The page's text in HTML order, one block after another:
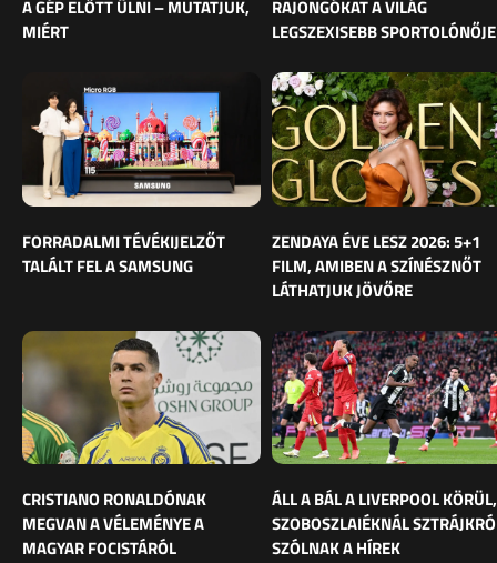
A GÉP ELŐTT ÜLNI – MUTATJUK,
MIÉRT
RAJONGÓKAT A VILÁG
LEGSZEXISEBB SPORTOLÓNŐJE
FORRADALMI TÉVÉKIJELZŐT
TALÁLT FEL A SAMSUNG
ZENDAYA ÉVE LESZ 2026: 5+1
FILM, AMIBEN A SZÍNÉSZNŐT
LÁTHATJUK JÖVŐRE
CRISTIANO RONALDÓNAK
MEGVAN A VÉLEMÉNYE A
MAGYAR FOCISTÁRÓL
ÁLL A BÁL A LIVERPOOL KÖRÜL,
SZOBOSZLAIÉKNÁL
SZÓLNAK A HÍREK